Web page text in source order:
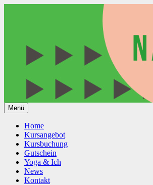
Mudita Yoga
Yoga Kurse mit Simone
Menü
Home
Kursangebot
Kursbuchung
Gutschein
Yoga & Ich
News
Kontakt